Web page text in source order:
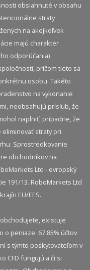
obsiahnuté v obsahu
straty
na akejkoľvek
majú charakter
odporúčania)
pričom tieto sa
osobu. Takéto
na vykonanie
neobsahujú prísľub, že
naplniť, prípadne, že
straty pri
Sprostredkovanie
obchodníkov na
Ltd - evropský
191/13. RoboMarkets Ltd
EU/EES.
existuje
o peniaze. 67.85% účtov
s týmto poskytovateľom v
CFD fungujú a či si